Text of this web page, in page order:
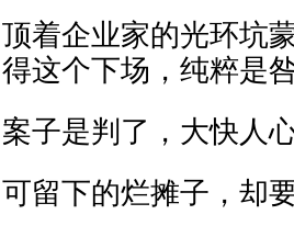
顶着企业家的光环坑
得这个下场，纯粹是
案子是判了，大快人
可留下的烂摊子，却